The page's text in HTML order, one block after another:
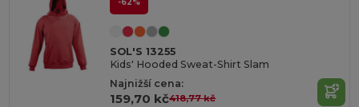
-62%
SOL'S 13255
Kids' Hooded Sweat-Shirt Slam
Najnižší cena:
159,70 kč418,77 kč